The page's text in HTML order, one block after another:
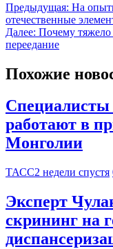
Предыдущая: На
отечественные
Далее: Почему тяжело
переедание
Похожие
Специалисты
работают в
Монголии
ТАСС2 недели спустя
Эксперт
скрининг на